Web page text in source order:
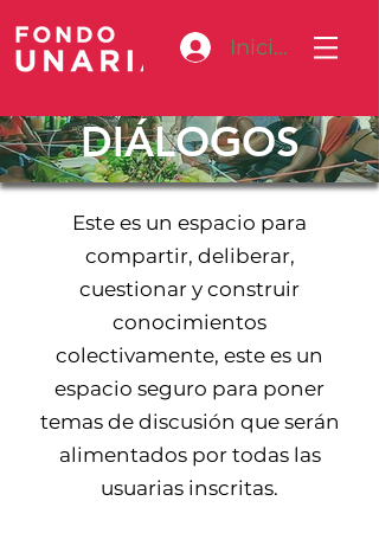
Iniciar sesión
DIÁLOGOS
Este es un espacio para
compartir, deliberar,
cuestionar y construir
conocimientos
colectivamente, este es un
espacio seguro para poner
temas de discusión que serán
alimentados por todas las
usuarias inscritas.